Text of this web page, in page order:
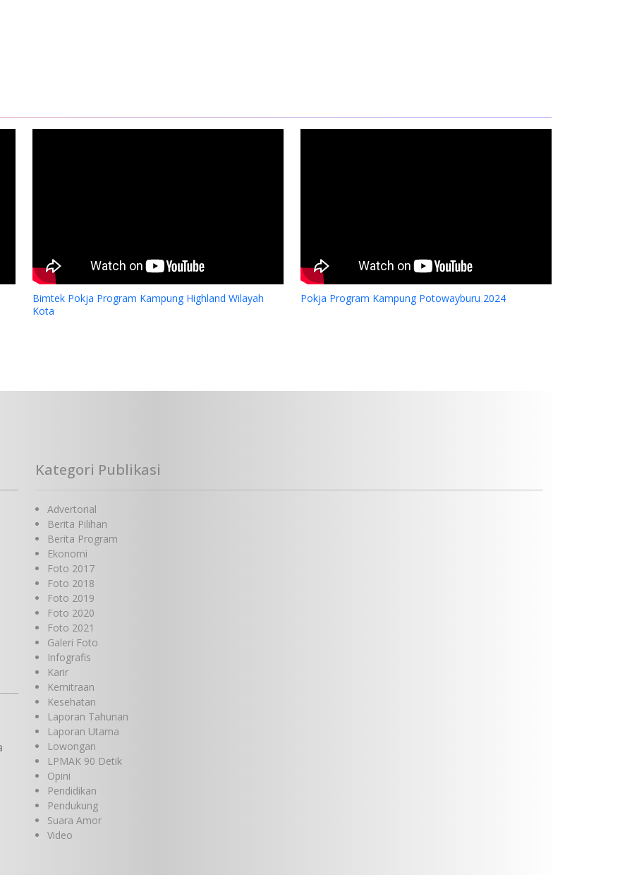
Bimtek Pokja Program Kampung Highland Wilayah
Kota
Pokja Program Kampung Potowayburu 2024
Kategori Publikasi
Advertorial
Berita Pilihan
Berita Program
Ekonomi
Foto 2017
Foto 2018
Foto 2019
Foto 2020
Foto 2021
Galeri Foto
Infografis
Karir
Kemitraan
Kesehatan
Laporan Tahunan
Laporan Utama
Lowongan
LPMAK 90 Detik
Opini
Pendidikan
Pendukung
Suara Amor
Video